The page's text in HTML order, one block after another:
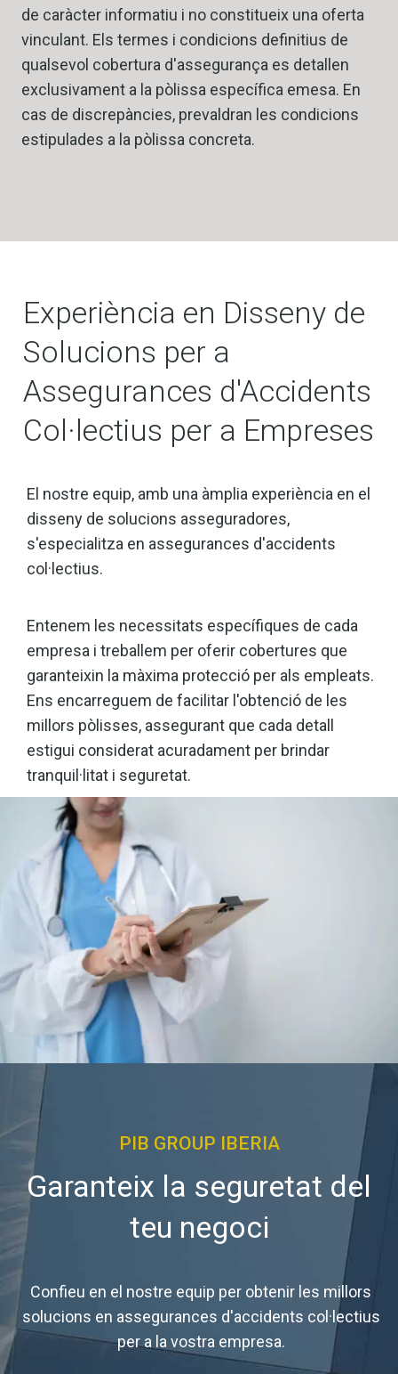
de caràcter informatiu i no constitueix una oferta
vinculant. Els termes i condicions definitius de
qualsevol cobertura d'assegurança es detallen
exclusivament a la pòlissa específica emesa. En
cas de discrepàncies, prevaldran les condicions
estipulades a la pòlissa concreta.
Experiència en Disseny de
Solucions per a
Assegurances d'Accidents
Col·lectius per a Empreses
El nostre equip, amb una àmplia experiència en el
disseny de solucions asseguradores,
s'especialitza en assegurances d'accidents
col·lectius.
Entenem les necessitats específiques de cada
empresa i treballem per oferir cobertures que
garanteixin la màxima protecció per als empleats.
Ens encarreguem de facilitar l'obtenció de les
millors pòlisses, assegurant que cada detall
estigui considerat acuradament per brindar
tranquil·litat i seguretat.
PIB GROUP IBERIA
Garanteix la seguretat del
teu negoci
Confieu en el nostre equip per obtenir les millors
solucions en assegurances d'accidents col·lectius
per a la vostra empresa.